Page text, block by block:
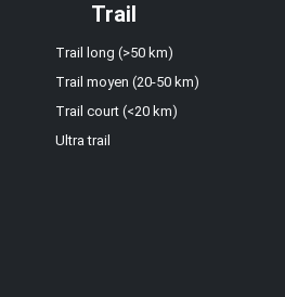
Trail
Trail long (>50 km)
Trail moyen (20-50 km)
Trail court (<20 km)
Ultra trail